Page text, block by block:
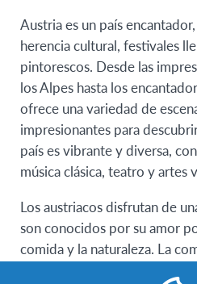
Austria es un país
herencia cultural, festivales
pintorescos. Desde las
los Alpes hasta los
ofrece una variedad de
impresionantes para
país es vibrante y diversa,
música clásica, teatro y artes
Los austriacos disfrutan de
son conocidos por su amor
comida y la naturaleza. La